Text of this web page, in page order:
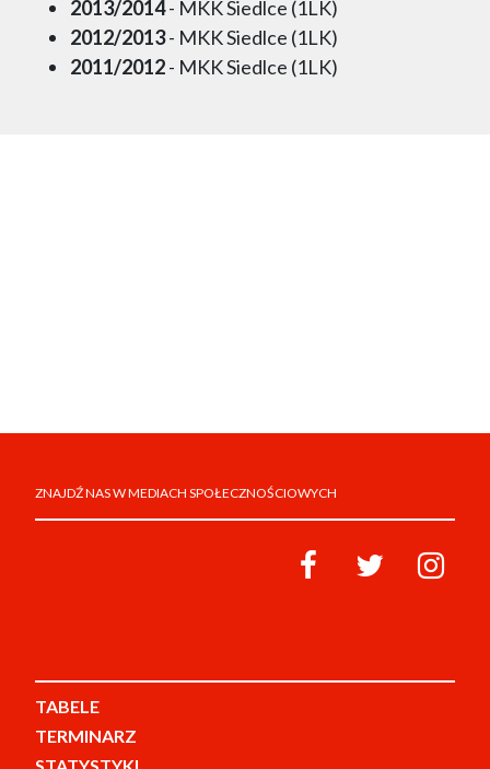
2013/2014- MKK Siedlce (1LK)
2012/2013- MKK Siedlce (1LK)
2011/2012- MKK Siedlce (1LK)
ZNAJDŹ NAS W MEDIACH SPOŁECZNOŚCIOWYCH
TABELE
TERMINARZ